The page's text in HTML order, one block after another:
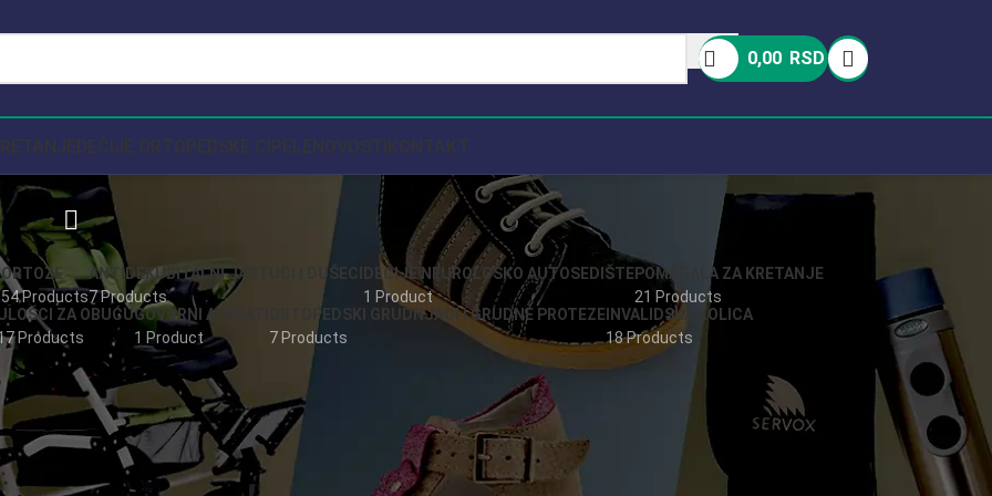
0,00 RSD
DEČIJE ORTOPEDSKE CIPELENOVOSTIKONTAKT
Ostalo
ORTOZE
54 Products
ANTIDEKUBITALNI JASTUCI I DUŠECI
7 Products
DEČIJE NEUROLOŠKO AUTOSEDIŠTE
1 Product
POMAGALA ZA KRETANJE
21 Products
ZA OBUĆU
Products
GOVORNI APARATI
1 Product
ORTOPEDSKI GRUDNJACI I GRUDNE PROTEZE
7 Products
INVALIDSKA KOLICA
18 Products
koji se ne svrstavaju u glavne kolekcije, ali su jednako bitni za podršku aktivnom i zdravom načinu života. Ova
podršku, preko specijalizovanih ortopedskih dodataka, pa sve do inovativnih rešenja dizajniranih da poboljšaju